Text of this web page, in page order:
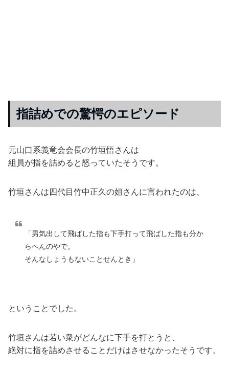
指詰めでの驚愕のエピソード
元山口系義竜会会長の竹垣悟さんは
組員が指を詰めると怒っていたそうです。
竹垣さんは四代目竹中正久の姐さんに言われたのは、
「男気出して飛ばした指も下手打って飛ばした指も分か
らへんのやで。
そんなしょうもないことせんとき」
ということでした。
竹垣さんは若い衆がどんなに下手を打とうと、
絶対に指を詰めさせることだけはさせなかったそうです。